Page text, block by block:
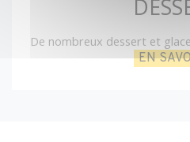
De nombreux dessert et
EN